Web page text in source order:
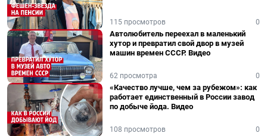
115 просмотров 0
Автолюбитель переехал в маленький
хутор и превратил свой двор в музей
машин времен СССР. Видео
62 просмотра 0
«Качество лучше, чем за рубежом»: как
работает единственный в России завод
по добыче йода. Видео
108 просмотров 0